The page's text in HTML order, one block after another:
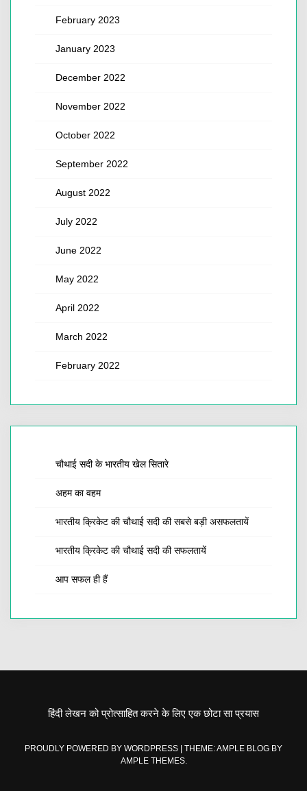
February 2023
January 2023
December 2022
November 2022
October 2022
September 2022
August 2022
July 2022
June 2022
May 2022
April 2022
March 2022
February 2022
चौथाई सदी के भारतीय खेल सितारे
अहम का वहम
भारतीय क्रिकेट की चौथाई सदी की सबसे बड़ी असफलतायें
भारतीय क्रिकेट की चौथाई सदी की सफलतायें
आप सफल ही हैं
हिंदी लेखन को प्रोत्साहित करने के लिए एक छोटा सा प्रयास
PROUDLY POWERED BY WORDPRESS
THEME: AMPLE BLOG BY
AMPLE THEMES.